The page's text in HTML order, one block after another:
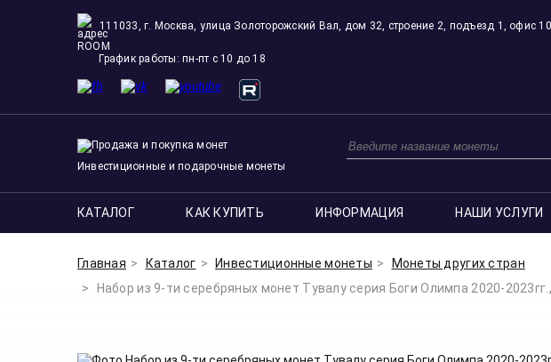
111033, г. Москва, улица Золоторожский Вал, дом 32, строение 2, подъезд 1, офис
ROOM
График работы: пн-пт с 10 до 18
Инвестиционные и подарочные монеты
КАТАЛОГ КАК КУПИТЬ ИНФОРМАЦИЯ НАШИ УСЛУГИ
Главная Каталог Инвестиционные монеты
Монеты других стран
Набор из 9-ти серебряных монет Тувалу серия Боги Олимпа 2020-